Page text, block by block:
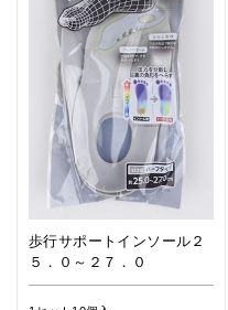
歩行サポートインソール２
５．０～２７．０